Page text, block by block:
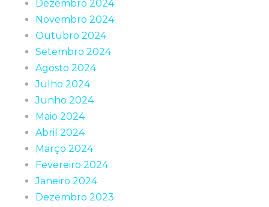
Dezembro 2024
Novembro 2024
Outubro 2024
Setembro 2024
Agosto 2024
Julho 2024
Junho 2024
Maio 2024
Abril 2024
Março 2024
Fevereiro 2024
Janeiro 2024
Dezembro 2023